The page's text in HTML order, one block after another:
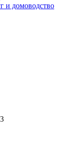
и домоводство